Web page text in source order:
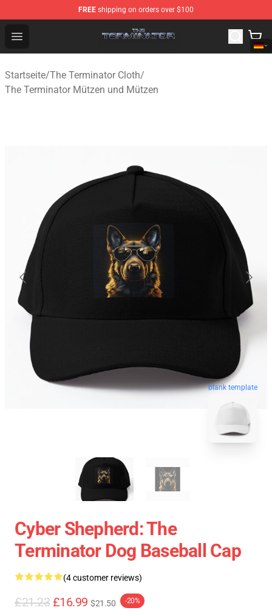
FREE shipping on orders over $100
Open menu
The Terminator Store - Official The Terminator
Startseite/The Terminator Cloth/
The Terminator Mützen und Mützen
blank template
Cyber Shepherd: The
Terminator Dog Baseball Cap
(4 customer reviews)
£21.23 £16.99 $21.50 -20%